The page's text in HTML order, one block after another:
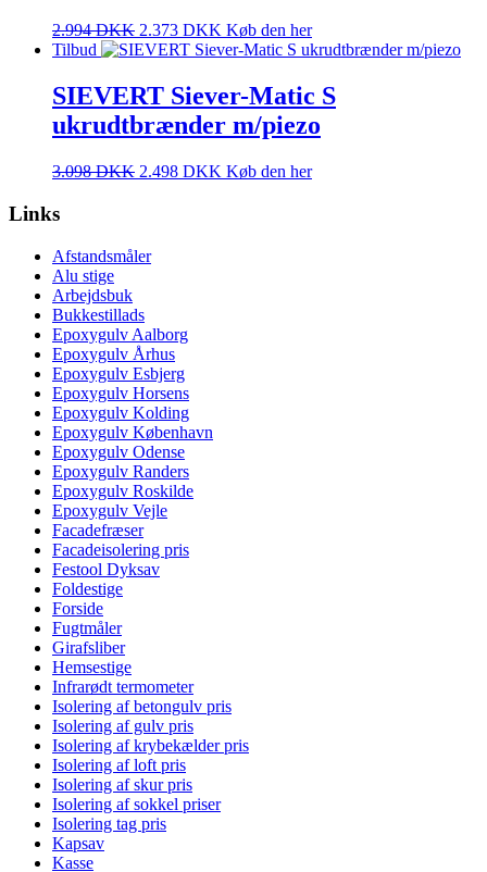
2.994DKK 2.373 DKK Køb den her
Tilbud
SIEVERT Siever-Matic S
ukrudtbrænder m/piezo
3.098DKK 2.498 DKK Køb den her
Links
Afstandsmåler
Alu stige
Arbejdsbuk
Bukkestillads
Epoxygulv Aalborg
Epoxygulv Århus
Epoxygulv Esbjerg
Epoxygulv Horsens
Epoxygulv Kolding
Epoxygulv København
Epoxygulv Odense
Epoxygulv Randers
Epoxygulv Roskilde
Epoxygulv Vejle
Facadefræser
Facadeisolering pris
Festool Dyksav
Foldestige
Forside
Fugtmåler
Girafsliber
Hemsestige
Infrarødt termometer
Isolering af betongulv pris
Isolering af gulv pris
Isolering af krybekælder pris
Isolering af loft pris
Isolering af skur pris
Isolering af sokkel priser
Isolering tag pris
Kapsav
Kasse